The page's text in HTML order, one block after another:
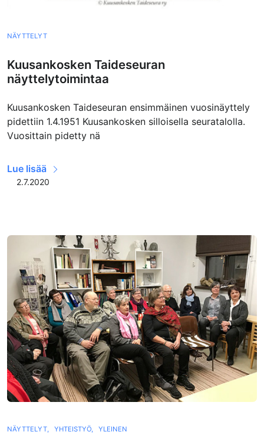
NÄYTTELYT
Kuusankosken Taideseuran
näyttelytoimintaa
Kuusankosken Taideseuran ensimmäinen vuosinäyttely
pidettiin 1.4.1951 Kuusankosken silloisella seuratalolla.
Vuosittain pidetty nä
Lue lisää
2.7.2020
NÄYTTELYT, YHTEISTYÖ, YLEINEN